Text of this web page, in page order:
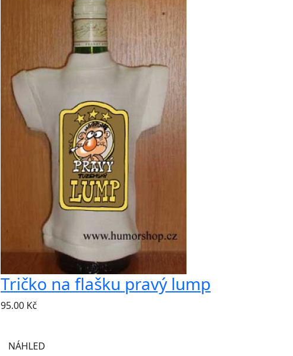
Tričko na flašku pravý lump
95.00 Kč
NÁHLED